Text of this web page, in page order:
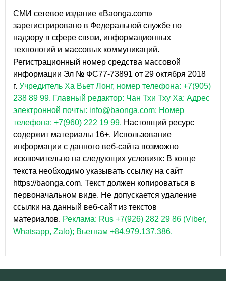
СМИ сетевое издание «Baonga.com»
зарегистрировано в Федеральной службе по
надзору в сфере связи, информационных
технологий и массовых коммуникаций.
Регистрационный номер средства массовой
информации Эл № ФС77-73891 от 29 октября 2018
г. Учредитель Ха Вьет Лонг, номер телефона: +7(905)
238 89 99. Главный редактор: Чан Тхи Тху Ха: Адрес
электронной почты: info@baonga.com; Номер
телефона: +7(960) 222 19 99. Настоящий ресурс
содержит материалы 16+. Использование
информации с данного веб-сайта возможно
исключительно на следующих условиях: В конце
текста необходимо указывать ссылку на сайт
https://baonga.com. Текст должен копироваться в
первоначальном виде. Не допускается удаление
ссылки на данный веб-сайт из текстов
материалов. Реклама: Rus +7(926) 282 29 86 (Viber,
Whatsapp, Zalo); Вьетнам +84.979.137.386.